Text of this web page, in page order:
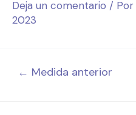
Deja un comentario / Por
2023
← Medida anterior